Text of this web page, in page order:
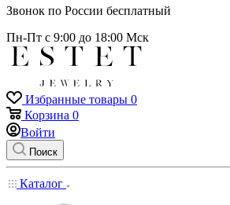
Звонок по России бесплатный
Пн-Пт с 9:00 до 18:00 Мск
Избранные товары 0
Корзина 0
Войти
Поиск
Каталог